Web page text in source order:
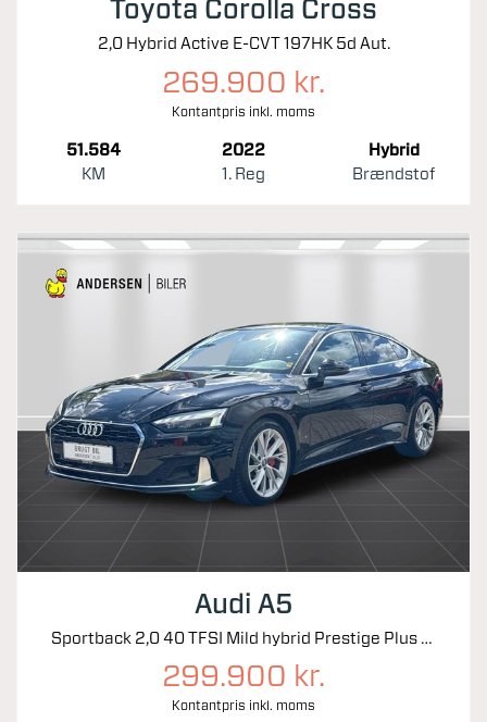
Toyota Corolla Cross
2,0 Hybrid Active E-CVT 197HK 5d Aut.
269.900 kr.
Kontantpris inkl. moms
51.584
KM
2022
1. Reg
Hybrid
Brændstof
Audi A5
Sportback 2,0 40 TFSI Mild hybrid Prestige Plus S Tronic 204HK 5d 7g Aut.
299.900 kr.
Kontantpris inkl. moms